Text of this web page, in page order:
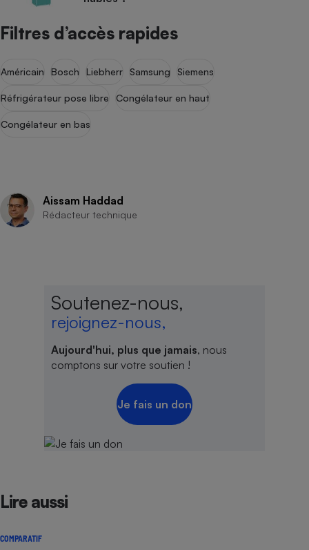
Filtres d’accès rapides
Américain Bosch Liebherr Samsung Siemens
Réfrigérateur pose libre Congélateur en haut
Congélateur en bas
Aissam Haddad
Rédacteur technique
Soutenez-nous,
rejoignez-nous,
Aujourd'hui, plus que jamais, nous
comptons sur votre soutien !
Je fais un don
Lire aussi
COMPARATIF